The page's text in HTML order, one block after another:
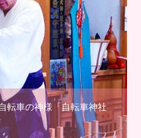
転車の神様「自転車神社